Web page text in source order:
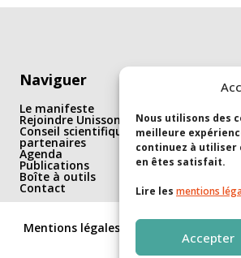
Nous utilisons des
meilleure
continuez à utiliser
en êtes satisfait.
Lire les mentions
Accepter
Naviguer
Le manifeste
Rejoindre Unisson(s)
Conseil scientifique et
partenaires
Agenda
Publications
Boîte à outils
Contact
Mentions légales